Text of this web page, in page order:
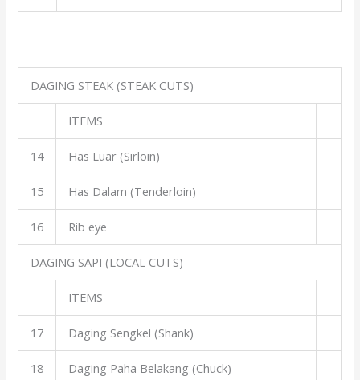
DAGING STEAK (STEAK CUTS)
ITEMS
14 Has Luar (Sirloin)
15 Has Dalam (Tenderloin)
16 Rib eye
DAGING SAPI (LOCAL CUTS)
ITEMS
17 Daging Sengkel (Shank)
18 Daging Paha Belakang (Chuck)